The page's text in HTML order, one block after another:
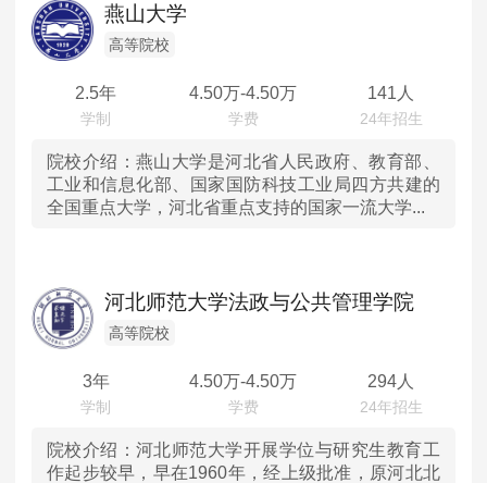
院校库 考试报名
MTA旅游管理
院校库 考试报名 招生政策 学制学费
报名流程
考试真题
报考经验 招生简章
吉林
上海
江苏
安徽
江西
燕山大学
高等院校
2.5年 4.50万-4.50万 141人
院校介绍： 燕山大学是河北省人民政府、教育部、
工业和信息化部、国家国防科技工业局四方共建的
全国重点大学，河北省重点支持的国家一流大学...
河北师范大学法政与公共管理学院
高等院校
3年 4.50万-4.50万 294人
院校介绍： 河北师范大学开展学位与研究生教育工
作起步较早，早在1960年，经上级批准，原河北北